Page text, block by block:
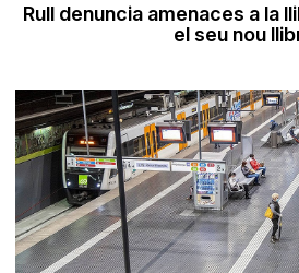
Rull denuncia amenaces a la
el seu nou